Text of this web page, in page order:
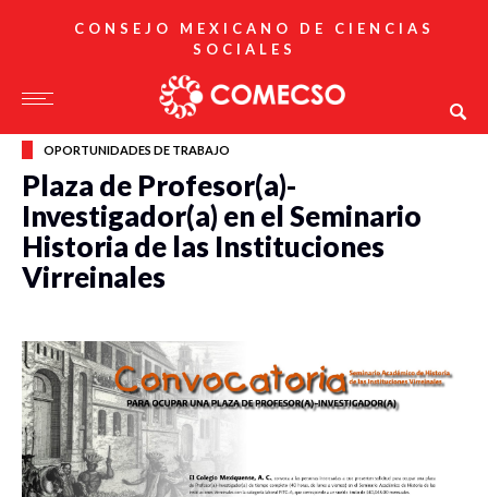
CONSEJO MEXICANO DE CIENCIAS
SOCIALES
OPORTUNIDADES DE TRABAJO
Plaza de Profesor(a)-
Investigador(a) en el Seminario
Historia de las Instituciones
Virreinales